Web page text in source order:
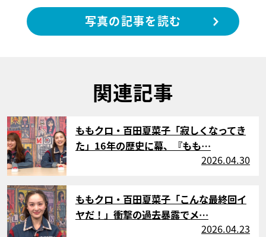
写真の記事を読む
関連記事
サムネイル
ももクロ・百田夏菜子「寂しくなってき
た」16年の歴史に幕、『もも…
2026.04.30
サムネイル
ももクロ・百田夏菜子「こんな最終回イ
ヤだ！」衝撃の過去暴露でメ…
2026.04.23